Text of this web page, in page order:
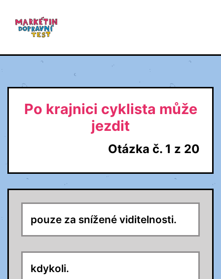
Po krajnici cyklista může
jezdit
Otázka č. 1 z 20
pouze za snížené viditelnosti.
kdykoli.